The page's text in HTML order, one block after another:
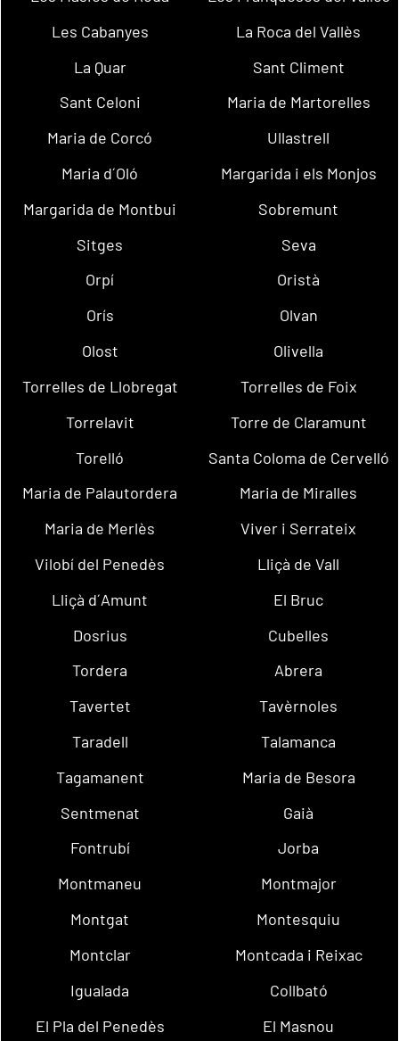
Les Cabanyes
La Roca del Vallès
La Quar
Sant Climent
Sant Celoni
Maria de Martorelles
Maria de Corcó
Ullastrell
Maria d´Oló
Margarida i els Monjos
Margarida de Montbui
Sobremunt
Sitges
Seva
Orpí
Oristà
Orís
Olvan
Olost
Olivella
Torrelles de Llobregat
Torrelles de Foix
Torrelavit
Torre de Claramunt
Torelló
Santa Coloma de Cervelló
Maria de Palautordera
Maria de Miralles
Maria de Merlès
Viver i Serrateix
Vilobí del Penedès
Lliçà de Vall
Lliçà d´Amunt
El Bruc
Dosrius
Cubelles
Tordera
Abrera
Tavertet
Tavèrnoles
Taradell
Talamanca
Tagamanent
Maria de Besora
Sentmenat
Gaià
Fontrubí
Jorba
Montmaneu
Montmajor
Montgat
Montesquiu
Montclar
Montcada i Reixac
Igualada
Collbató
El Pla del Penedès
El Masnou